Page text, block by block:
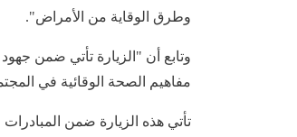
وطرق الوقاية من الأمراض".
وتابع أن "الزيارة تأتي ضمن
مفاهيم الصحة الوقائية في
تأتي هذه الزيارة ضمن المبادرات